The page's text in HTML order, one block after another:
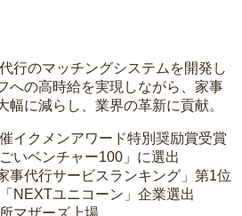
行のマッチングシステムを開発し
への高時給を実現しながら、家事
幅に減らし、業界の革新に貢献。
イクメンアワード特別奨励賞受賞
いベンチャー100」に選出
代行サービスランキング」第1位
NEXTユニコーン」企業選出